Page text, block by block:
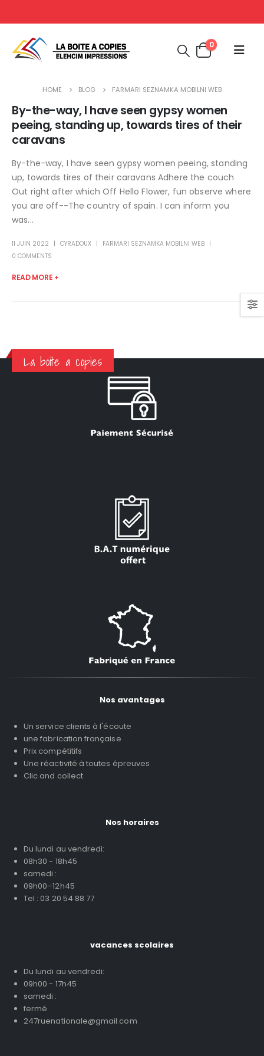
0
HOME BLOG FARMARI SEZNAMKA MOBILNI WEB
By-the-way, I have seen gypsy women
peeing, standing up, towards tires of their
caravans
By-the-way, I have seen gypsy women peeing, standing
up, towards tires of their caravans Adhere the couch
Out right after which Off Hello Flower, fun observe where
you are off--The country of spain. I can inform you
was...
11 JUIN 2022 CYRADOUX
FARMARI SEZNAMKA MOBILNI WEB
0 COMMENTS
READ MORE +
La boite a copies
Nos avantages
Un service clients à l'écoute
une fabrication française
Prix compétitifs
Une réactivité à toutes épreuves
Clic and collect
Nos horaires
Du lundi au vendredi:
08h30 - 18h45
samedi :
09h00–12h45
Tel : 03 20 54 88 77
vacances scolaires
Du lundi au vendredi:
09h00 - 17h45
samedi :
fermé
247ruenationale@gmail.com